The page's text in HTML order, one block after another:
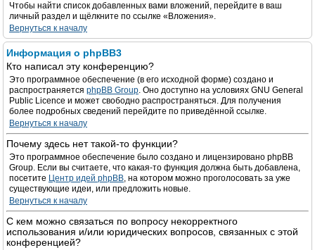
Чтобы найти список добавленных вами вложений, перейдите в ваш
личный раздел и щёлкните по ссылке «Вложения».
Вернуться к началу
Информация о phpBB3
Кто написал эту конференцию?
Это программное обеспечение (в его исходной форме) создано и
распространяется phpBB Group. Оно доступно на условиях GNU General
Public Licence и может свободно распространяться. Для получения
более подробных сведений перейдите по приведённой ссылке.
Вернуться к началу
Почему здесь нет такой-то функции?
Это программное обеспечение было создано и лицензировано phpBB
Group. Если вы считаете, что какая-то функция должна быть добавлена,
посетите Центр идей phpBB, на котором можно проголосовать за уже
существующие идеи, или предложить новые.
Вернуться к началу
С кем можно связаться по вопросу некорректного
использования и/или юридических вопросов, связанных с этой
конференцией?